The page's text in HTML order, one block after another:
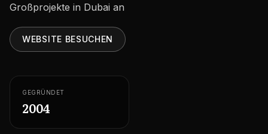
DE
Großprojekte in Dubai an
WEBSITE BESUCHEN
GEGRÜNDET
2004